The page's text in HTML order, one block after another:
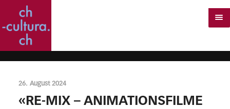
26. August 2024
«RE-MIX – ANIMATIONSFILME